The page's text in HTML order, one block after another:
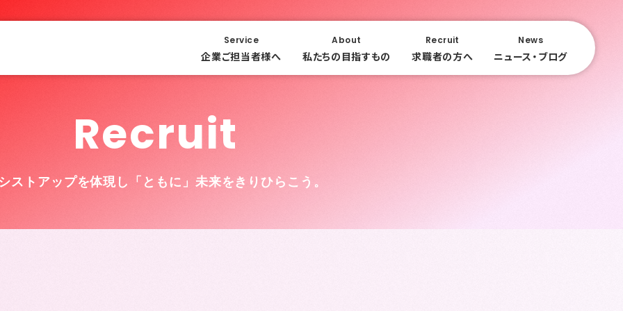
Service
企業ご担当者様へ
About
私たちの目指すもの
Recruit
求職者の方へ
News
ニュース・ブログ
Recruit
ストアップを体現し 「ともに」未来をきりひらこう。